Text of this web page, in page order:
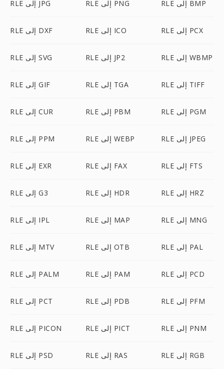
RLE إلى JPG RLE إلى PNG RLE إلى BMP
RLE إلى DXF RLE إلى ICO RLE إلى PCX
RLE إلى SVG RLE إلى JP2 RLE إلى WBMP
RLE إلى GIF RLE إلى TGA RLE إلى TIFF
RLE إلى CUR RLE إلى PBM RLE إلى PGM
RLE إلى PPM RLE إلى WEBP RLE إلى JPEG
RLE إلى EXR RLE إلى FAX RLE إلى FTS
RLE إلى G3 RLE إلى HDR RLE إلى HRZ
RLE إلى IPL RLE إلى MAP RLE إلى MNG
RLE إلى MTV RLE إلى OTB RLE إلى PAL
RLE إلى PALM RLE إلى PAM RLE إلى PCD
RLE إلى PCT RLE إلى PDB RLE إلى PFM
RLE إلى PICON RLE إلى PICT RLE إلى PNM
RLE إلى PSD RLE إلى RAS RLE إلى RGB